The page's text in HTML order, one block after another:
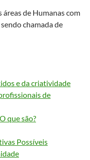
de Humanas com
chamada de
e da criatividade
de
que são?
Possíveis